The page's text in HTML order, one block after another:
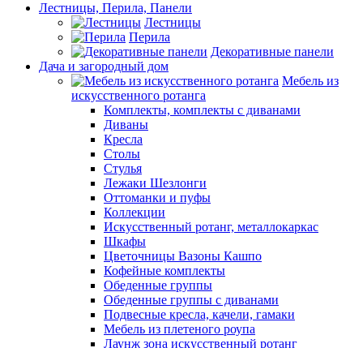
Лестницы, Перила, Панели
Лестницы
Перила
Декоративные панели
Дача и загородный дом
Мебель из
искусственного ротанга
Комплекты, комплекты с диванами
Диваны
Кресла
Столы
Стулья
Лежаки Шезлонги
Оттоманки и пуфы
Коллекции
Искусственный ротанг, металлокаркас
Шкафы
Цветочницы Вазоны Кашпо
Кофейные комплекты
Обеденные группы
Обеденные группы с диванами
Подвесные кресла, качели, гамаки
Мебель из плетеного роупа
Лаунж зона искусственный ротанг